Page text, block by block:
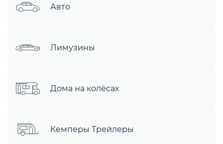
Авто
Лимузины
Дома на колёсах
Кемперы Трейлеры